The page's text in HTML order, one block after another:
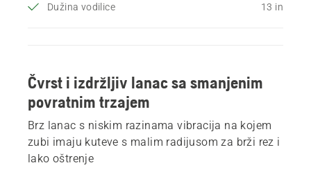
Dužina vodilice 13 in
Čvrst i izdržljiv lanac sa smanjenim
povratnim trzajem
Brz lanac s niskim razinama vibracija na kojem
zubi imaju kuteve s malim radijusom za brži rez i
lako oštrenje